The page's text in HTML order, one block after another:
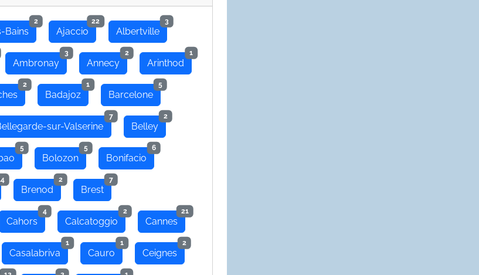
Bains
2
Ajaccio
22
Albertville
3
Ambronay
3
Annecy
2
Arinthod
1
2
Badajoz
1
Barcelone
5
sur-Valserine
7
Belley
2
5
Bolozon
5
Bonifacio
6
Brenod
2
Brest
7
Cahors
4
Calcatoggio
2
Cannes
21
Casalabriva
1
Cauro
1
Ceignes
2